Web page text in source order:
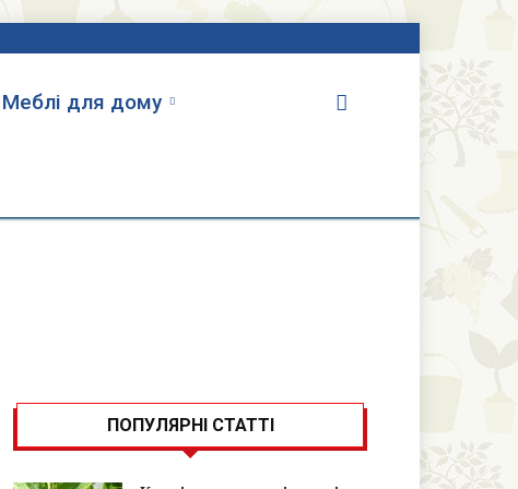
Меблі для дому
ПОПУЛЯРНІ СТАТТІ